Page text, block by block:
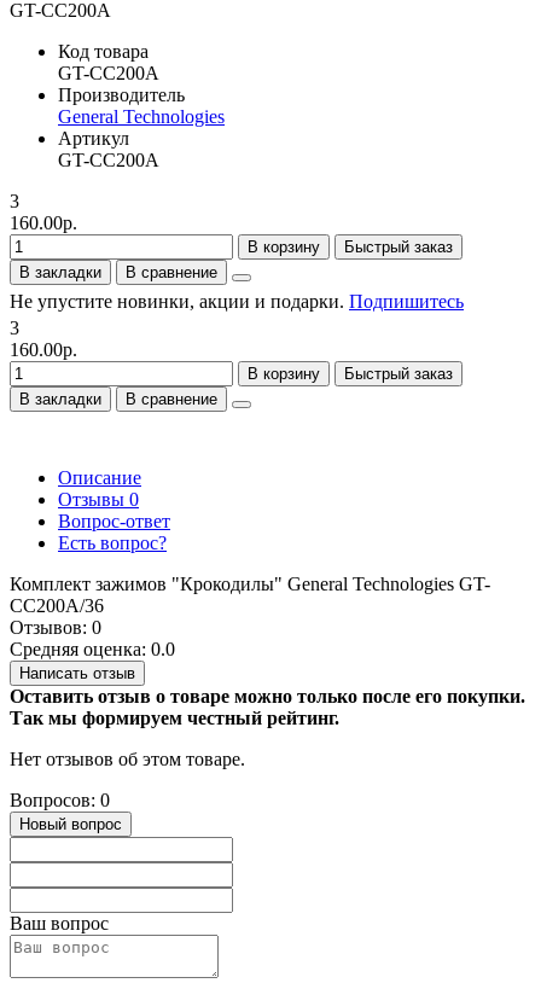
Код товара
GT-CC200A
Производитель
General Technologies
Артикул
GT-CC200A
3
160.00р.
В корзину
Быстрый заказ
В закладки
В сравнение
Не упустите новинки, акции и подарки. Подпишитесь
3
160.00р.
В корзину
Быстрый заказ
В закладки
В сравнение
Описание
Отзывы 0
Вопрос-ответ
Есть вопрос?
Комплект зажимов "Крокодилы" General Technologies GT-
CC200A/36
Отзывов: 0
Средняя оценка: 0.0
Написать отзыв
Оставить отзыв о товаре можно только после его покупки.
Так мы формируем честный рейтинг.
Нет отзывов об этом товаре.
Вопросов: 0
Новый вопрос
Ваш вопрос